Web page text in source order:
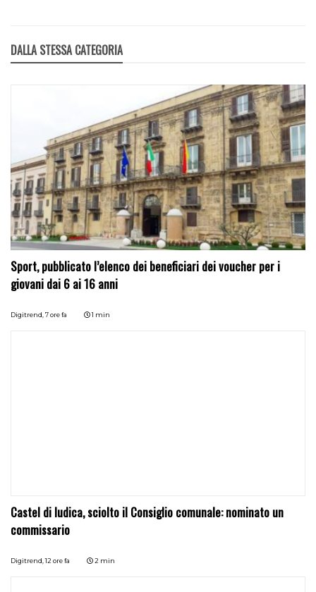
DALLA STESSA CATEGORIA
Sport, pubblicato l’elenco dei beneficiari dei voucher per i
giovani dai 6 ai 16 anni
Digitrend,7 ore fa 1 min
Castel di Iudica, sciolto il Consiglio comunale: nominato un
commissario
Digitrend,12 ore fa 2 min